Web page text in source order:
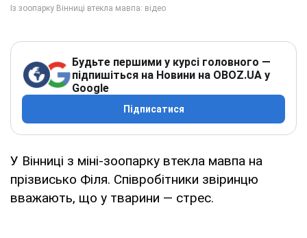
Будьте першими у курсі головного —
підпишіться на Новини на OBOZ.UA у
Google
Підписатися
У Вінниці з міні-зоопарку втекла мавпа на
прізвисько Філя. Співробітники звіринцю
вважають, що у тварини — стрес.